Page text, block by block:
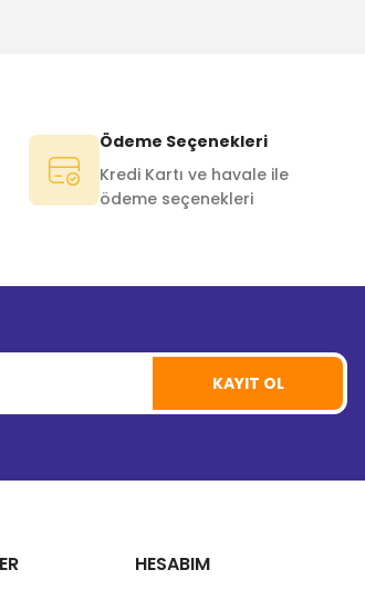
Ödeme Seçenekleri
Kredi Kartı ve havale ile
ödeme seçenekleri
KAYIT OL
HESABIM